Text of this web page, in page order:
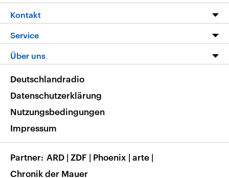
Die Nachrichten
Nachrichtenleicht
Neue Beiträge auf dlf.de
Livestream
Podcasts
Deutschlandfunk App
Nachrichten App
Frequenzen
Kontakt
Hörerservice
Service
FAQ
Veranstaltungen
Musikliste
RSS
Über uns
Barrierefreiheit
Deutschlandradio
Datenschutzerklärung
Nutzungsbedingungen
Impressum
Partner ARD | ZDF | Phoenix | arte |
Chronik der Mauer